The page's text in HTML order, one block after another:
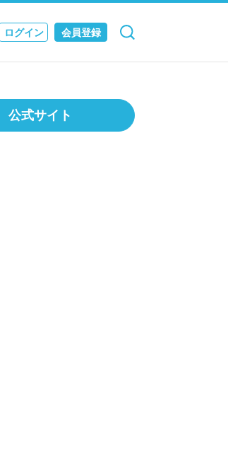
ログイン 会員登録
検索 キャンセル
公式サイト